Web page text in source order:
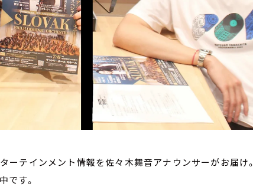
ーテインメント情報を佐々木舞音アナウンサーがお届け。
です。